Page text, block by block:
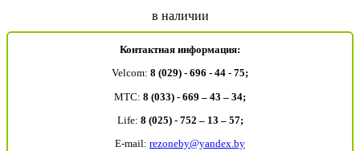
в наличии
Контактная информация:
Velcom: 8 (029) - 696 - 44 - 75;
MTC: 8 (033) - 669 – 43 – 34;
Life: 8 (025) - 752 – 13 – 57;
E-mail: rezoneby@yandex.by